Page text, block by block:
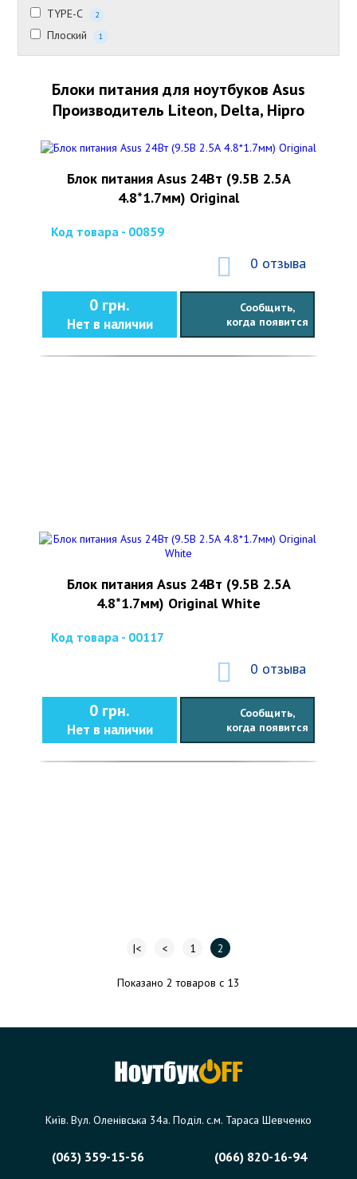
TYPE-C 2
Плоский 1
Блоки питания для ноутбуков Asus
Производитель Liteon, Delta, Hipro
Блок питания Asus 24Вт (9.5В 2.5А
4.8*1.7мм) Original
Код товара - 00859
0 отзыва
0 грн.
Нет в наличии
Сообщить,
когда появится
Блок питания Asus 24Вт (9.5В 2.5А
4.8*1.7мм) Original White
Код товара - 00117
0 отзыва
0 грн.
Нет в наличии
Сообщить,
когда появится
|< < 1 2
Показано 2 товаров с 13
Київ. Вул. Оленівська 34а. Поділ. с.м. Тараса Шевченко
(063) 359-15-56
(066) 820-16-94